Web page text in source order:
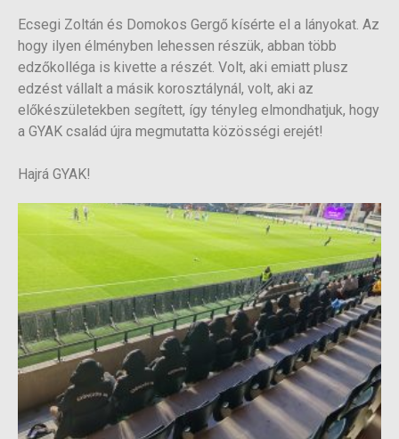
Ecsegi Zoltán és Domokos Gergő kísérte el a lányokat. Az
hogy ilyen élményben lehessen részük, abban több
edzőkolléga is kivette a részét. Volt, aki emiatt plusz
edzést vállalt a másik korosztálynál, volt, aki az
előkészületekben segített, így tényleg elmondhatjuk, hogy
a GYAK család újra megmutatta közösségi erejét!
Hajrá GYAK!